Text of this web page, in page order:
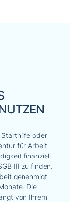
Starthilfe oder
für Arbeit
finanziell
III zu finden.
genehmigt
Die
von Ihrem